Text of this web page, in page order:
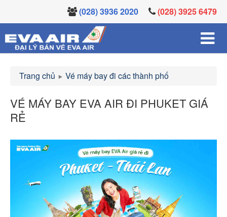
(028) 3936 2020 (028) 3925 6479
Trang chủ Vé máy bay đi các thành phố
VÉ MÁY BAY EVA AIR ĐI PHUKET GIÁ
RẺ